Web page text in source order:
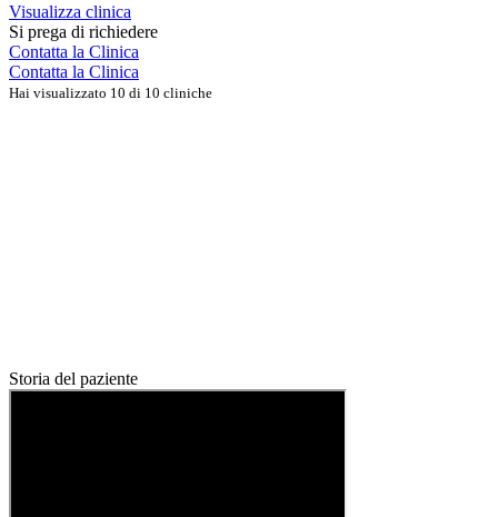
Visualizza clinica
Si prega di richiedere
Contatta la Clinica
Contatta la Clinica
Hai visualizzato 10 di 10 cliniche
Storia del paziente